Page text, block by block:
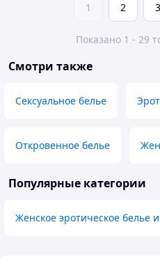
1 2 3
Показано 1 - 29
Смотри также
Сексуальное белье
Откровенное белье
Популярные категории
Женское эротическое белье